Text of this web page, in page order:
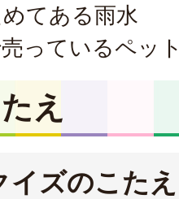
てある雨水
っているペッ
え
ズのこたえ